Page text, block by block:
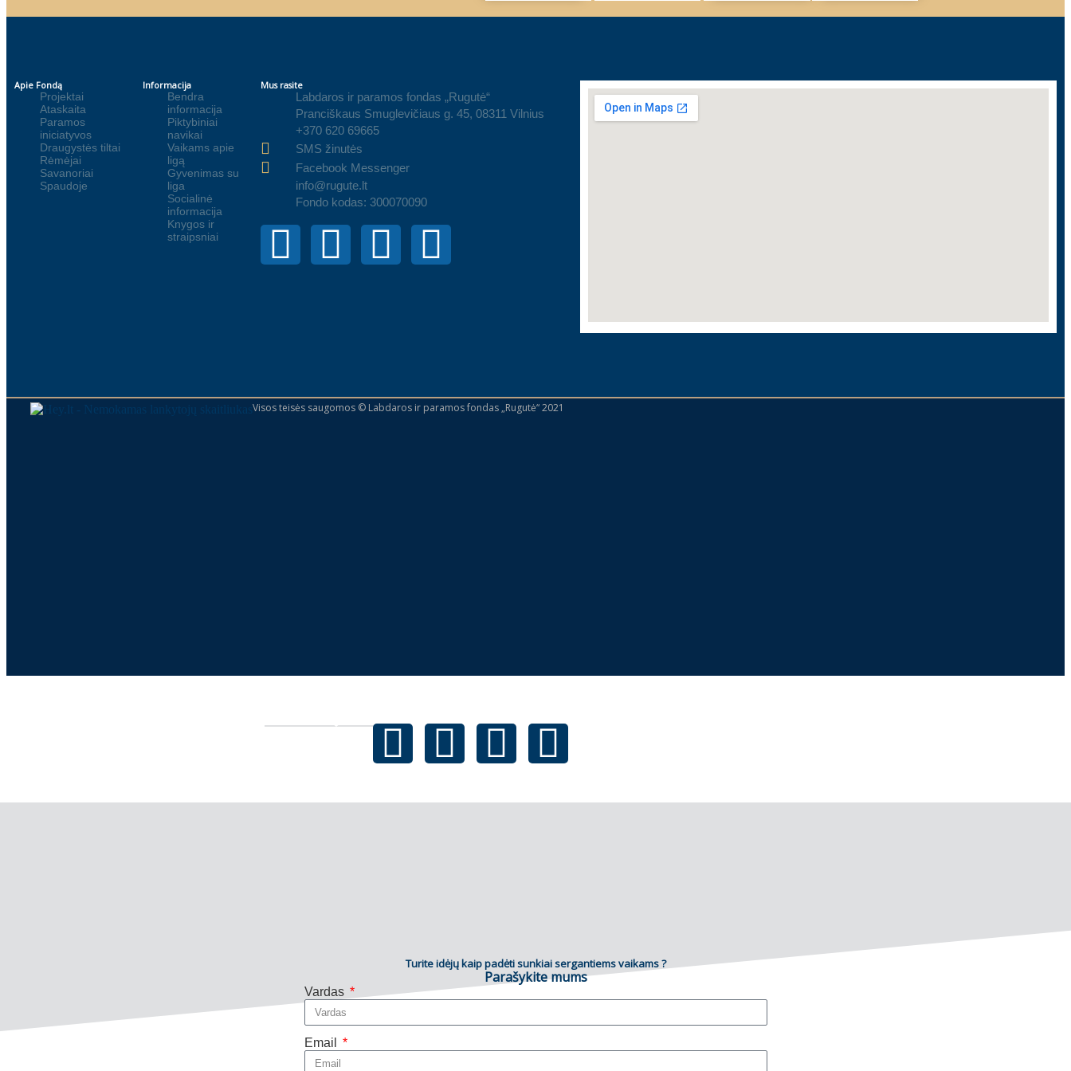
Apie Fondą
Projektai
Ataskaita
Paramos
iniciatyvos
Draugystės tiltai
Rėmėjai
Savanoriai
Spaudoje
Informacija
Bendra
informacija
Piktybiniai
navikai
Vaikams apie
ligą
Gyvenimas su
liga
Socialinė
informacija
Knygos ir
straipsniai
Mus rasite
Labdaros ir paramos fondas „Rugutė“
Pranciškaus Smuglevičiaus g. 45, 08311 Vilnius
+370 620 69665
SMS žinutės
Facebook Messenger
info@rugute.lt
Fondo kodas: 300070090
Visos teisės saugomos © Labdaros ir paramos fondas „Rugutė“ 2021
Turite idėjų kaip padėti sunkiai sergantiems vaikams ?
Parašykite mums
Vardas
Email